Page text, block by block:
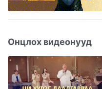
Онцлох видеонууд